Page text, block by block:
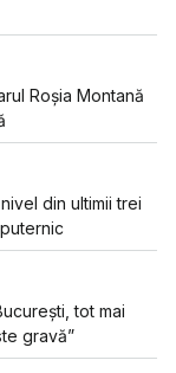
Roșia Montană
din ultimii trei
tot mai
gravă”